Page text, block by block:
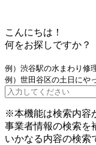
こんにちは！
何をお探しですか？
例）渋谷駅の水まわり修
例）世田谷区の土日にや
※本機能は検索内容
事業者情報の検索を
いかなる内容の検索